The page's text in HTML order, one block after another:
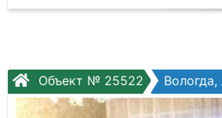
Объект № 25522 Вологда,